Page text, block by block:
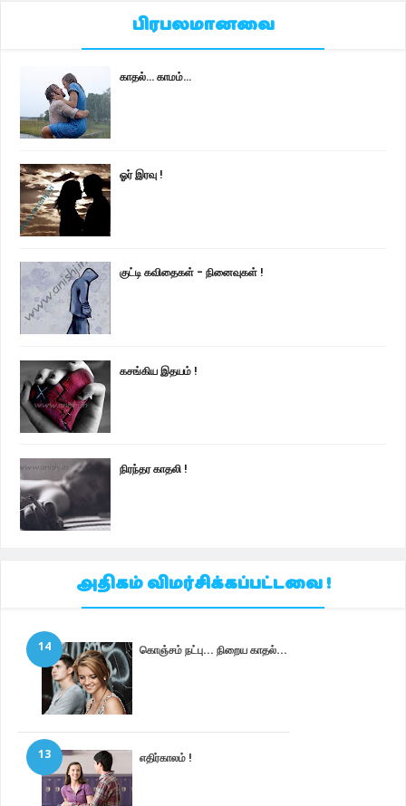
பிரபலமானவை
காதல்... காமம்...
ஓர் இரவு !
குட்டி கவிதைகள் - நினைவுகள் !
கசங்கிய இதயம் !
நிரந்தர காதலி !
அதிகம் விமர்சிக்கப்பட்டவை !
கொஞ்சம் நட்பு... நிறைய காதல்...
14
எதிர்காலம் !
13